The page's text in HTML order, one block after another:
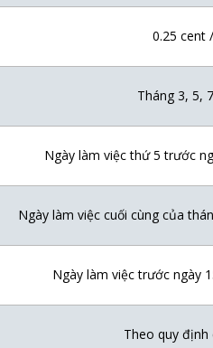
0.25 cent
Tháng 3, 5,
Ngày làm việc thứ5 trước ng
Ngày làm việc cuối cùng của thá
Ngày làm việc trước ngày
Theo quy định